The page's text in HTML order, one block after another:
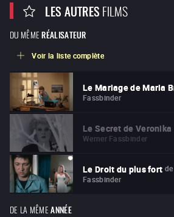
LES AUTRESFILMS
DU MÊME RÉALISATEUR
Voir la liste complète
Le Mariage de Maria
Fassbinder
Le Secret de Veronika
Werner Fassbinder
Le Droit du plus fort de
Fassbinder
DE LA MÊME ANNÉE